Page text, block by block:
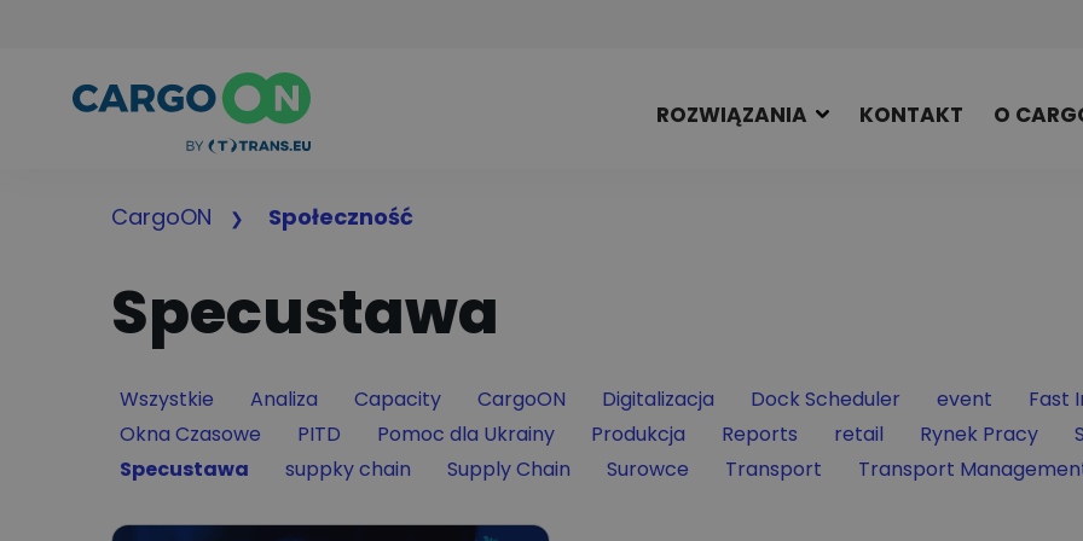
ROZWIĄZANIA KONTAKT O
CargoON Społeczność
Specustawa
Filter by
Wszystkie Filter by
Analiza Filter by
Capacity Filter by
CargoON Filter by
Digitalizacja Filter by
Dock Scheduler Filter by
event Filter
Fast
Filter by
Okna Czasowe Filter by
PITD Filter by
Pomoc dla Ukrainy Filter by
Produkcja Filter by
Reports Filter by
retail Filter by
Rynek Pracy
Filter by
Specustawa Filter by
suppky chain Filter by
Supply Chain Filter by
Surowce Filter by
Transport Filter by
Transport